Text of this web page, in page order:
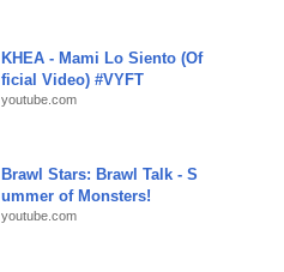
KHEA - Mami Lo Siento (Of
ficial Video) #VYFT
youtube.com
Brawl Stars: Brawl Talk - S
ummer of Monsters!
youtube.com